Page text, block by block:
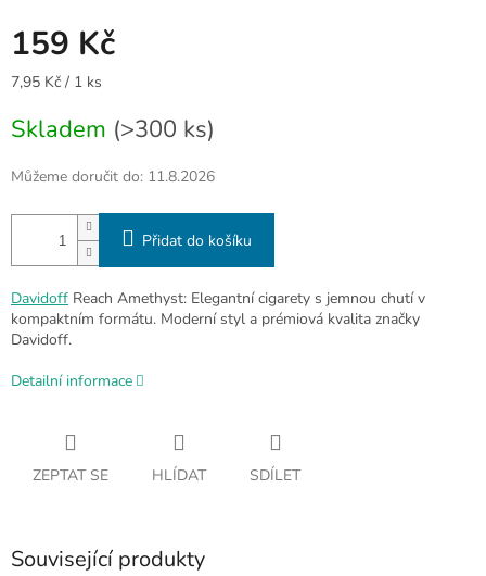
159 Kč
Měrná
7,95 Kč / 1 ks
Skladem (>300 ks)
Můžeme doručit do: 11.8.2026
Přidat do košíku
Davidoff Reach Amethyst: Elegantní cigarety s jemnou chutí v
kompaktním formátu. Moderní styl a prémiová kvalita značky
Davidoff.
Detailní informace
ZEPTAT SE HLÍDAT SDÍLET
Související produkty